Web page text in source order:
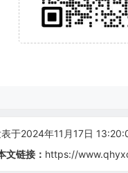
表于2024年11月17日
文链接： https://